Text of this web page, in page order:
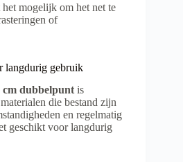
mogelijk om het net te
of
langdurig gebruik
dubbelpunt is
die bestand zijn
en regelmatig
geschikt voor langdurig